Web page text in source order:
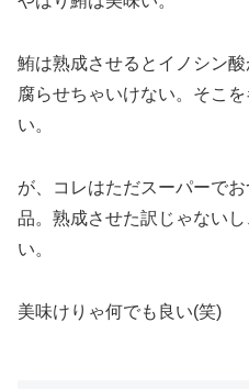
鮪は熟成させるとイノシン
腐らせちゃいけない。そこ
い。
が、コレはただスーパーで
品。熟成させた訳じゃない
い。
美味けりゃ何でも良い(笑)